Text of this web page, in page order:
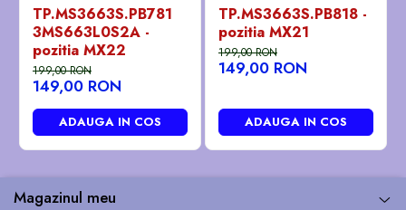
TP.MS3663S.PB781
3MS663L0S2A -
pozitia MX22
199,00 RON
149,00 RON
ADAUGA IN COS
TP.MS3663S.PB818 -
pozitia MX21
199,00 RON
149,00 RON
ADAUGA IN COS
Magazinul meu